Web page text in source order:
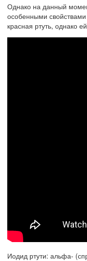
Однако на данный
особенными
красная ртуть, однако
Иодид ртути: альфа-